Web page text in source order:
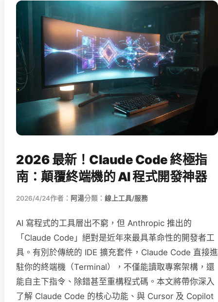
2026 最新！Claude Code 終極指
南：顛覆終端機的 AI 程式開發神器
2026/4/24作者： 阿湯分類： 線上工具/服務
AI 寫程式的工具層出不窮，但 Anthropic 推出的
「Claude Code」絕對是近年來最具革命性的開發者工
具。有別於傳統的 IDE 擴充套件，Claude Code 直接進
駐你的終端機（Terminal），不僅能讀取專案架構，還
能自主下指令、除錯甚至重構程式碼。本文將帶你深入
了解 Claude Code 的核心功能、與 Cursor 及 Copilot